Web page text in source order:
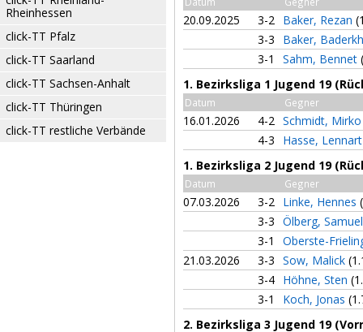
Rheinhessen
click-TT Pfalz
click-TT Saarland
click-TT Sachsen-Anhalt
click-TT Thüringen
click-TT restliche Verbände
20.09.2025 3-2 Baker, Rezan
3-3
Baker,
3-1
Sahm, Bennet
1. Bezirksliga 1 Jugend 19
Datum Gegner
16.01.2026 4-2 Schmidt,
4-3
Hasse,
1. Bezirksliga 2 Jugend 19
Datum Gegner
07.03.2026 3-2 Linke, Hennes
3-3 Ölberg,
3-1
Oberste-
21.03.2026
3-3 Sow, Malick
3-4 Höhne, Sten
3-1
Koch, Jonas
2. Bezirksliga 3 Jugend 19